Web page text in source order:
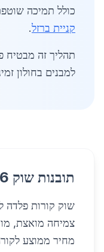
כולל תמיכה
קניית ברזל.
תהליך זה מבטיח
למבנים בחולון
תובנות שוק 2026
צמיחה מואצת,